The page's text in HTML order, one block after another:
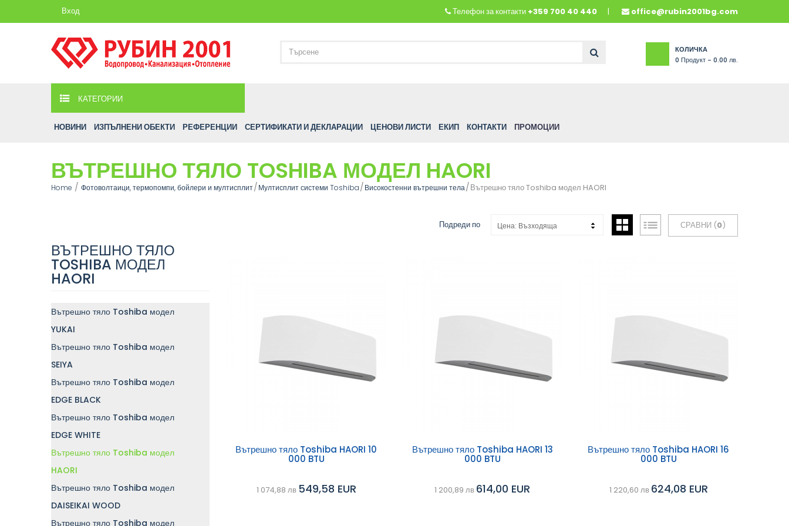
Телефон за контакти +359 700 40 440 office@rubin2001bg.com
Вход
КОЛИЧКА
0 Продукт - 0.00 лв.
КАТЕГОРИИ
НОВИНИ ИЗПЪЛНЕНИ ОБЕКТИ РЕФЕРЕНЦИИ СЕРТИФИКАТИ И ДЕКЛАРАЦИИ ЦЕНОВИ ЛИСТИ ЕКИП КОНТАКТИ ПРОМОЦИИ
ВЪТРЕШНО ТЯЛО TOSHIBA МОДЕЛ HAORI
Home Фотоволтаици, термопомпи, бойлери и мултисплит Мултисплит системи Toshiba Високостенни вътрешни тела Вътрешно тяло Toshiba модел HAORI
ВЪТРЕШНО ТЯЛО
TOSHIBA МОДЕЛ
HAORI
Вътрешно тяло Toshiba модел
YUKAI
Вътрешно тяло Toshiba модел
SEIYA
Вътрешно тяло Toshiba модел
EDGE BLACK
Вътрешно тяло Toshiba модел
EDGE WHITE
Вътрешно тяло Toshiba модел
HAORI
Вътрешно тяло Toshiba модел
DAISEIKAI WOOD
Вътрешно тяло Toshiba модел
СРАВНИ (0)
Подреди по Цена: Възходяща
Добави в
Вътрешно тяло Toshiba HAORI 10
000 BTU
1 074,88 лв 549,58 EUR
Добави в
Вътрешно тяло Toshiba HAORI 13
000 BTU
1 200,89 лв 614,00 EUR
Добави в
Вътрешно тяло Toshiba HAORI 16
000 BTU
1 220,60 лв 624,08 EUR